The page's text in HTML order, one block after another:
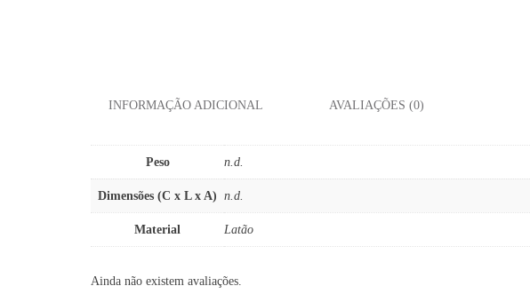
INFORMAÇÃO ADICIONAL AVALIAÇÕES (0)
Peso n.d.
Dimensões (C x L x A) n.d.
Material Latão
Ainda não existem avaliações.